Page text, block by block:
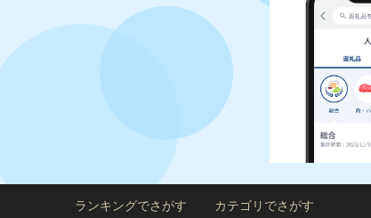
ランキングでさがす カテゴリでさがす